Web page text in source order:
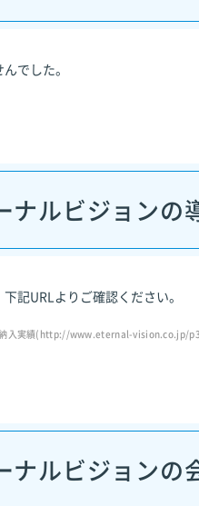
でした。
ナルビジョンの
記URLよりご確認ください。
納入実績(http://www.eternal-vision.co.jp/
ナルビジョンの